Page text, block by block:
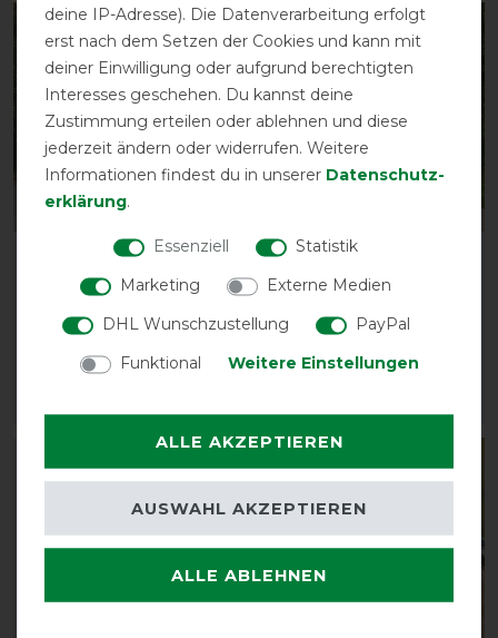
Waldhausen Comfort
Fleece-Fliegendecke -
vorher 59,95 €
52,15 € *
Waldhausen Comfort
Regen-Fliegendecke -
vorher 69,95 €
60,85 € *
-13% -13%
deine IP-Adresse). Die Datenverarbeitung erfolgt
erst nach dem Setzen der Cookies und kann mit
deiner Einwilligung oder aufgrund berechtigten
Interesses geschehen. Du kannst deine
Zustimmung erteilen oder ablehnen und diese
jederzeit ändern oder widerrufen. Weitere
Informationen findest du in unserer Daten­schutz­
erklärung.
Essenziell
Statistik
Marketing
Externe Medien
DHL Wunschzustellung
PayPal
Funktional
Weitere Einstellungen
ALLE AKZEPTIEREN
ALLE ABLEHNEN
AUSWAHL AKZEPTIEREN